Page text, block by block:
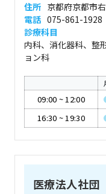
住所 京都府京都市
電話 075-861-1928
診療科目
内科、消化器科、整
ョン科
09:00 ~12:00
16:30 ~19:30
医療法人社